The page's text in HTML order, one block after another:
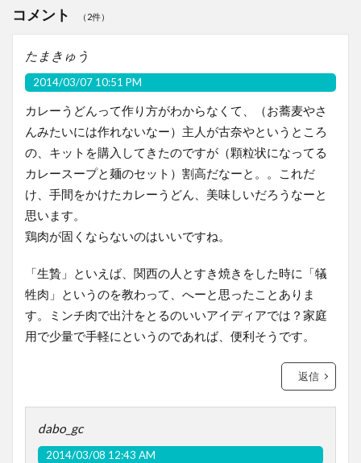
コメント （2件）
たまきゅう
2014/03/07 10:51 PM
カレーうどんって作り方がわからなくて、（お蕎麦やさ
んみたいには作れないなー）主人が古奈やというところ
の、キットを購入してきたのですが（顆粒状になってる
カレースープと麺のセット）割高だなーと。。これだ
け、手間をかけたカレーうどん、美味しいだろうなーと
思います。
鶏肉が固くならないのはいいですね。
「生贄」といえば、関西の人とすき焼きをした時に「犠
牲肉」というのを教わって、へーと思ったことありま
す。ミンチ肉で出汁をとるのいいアイディアでは？家庭
用で少量で手軽にというのであれば、便利そうです。
返信
dabo_gc
2014/03/08 12:43 AM